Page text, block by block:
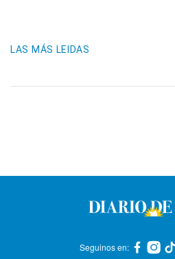
LAS MÁS LEIDAS
Seguinos en: